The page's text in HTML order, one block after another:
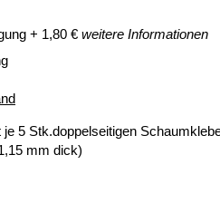
+ 1,80 € weitere Informationen
je 5 Stk.doppelseitigen
mm dick)